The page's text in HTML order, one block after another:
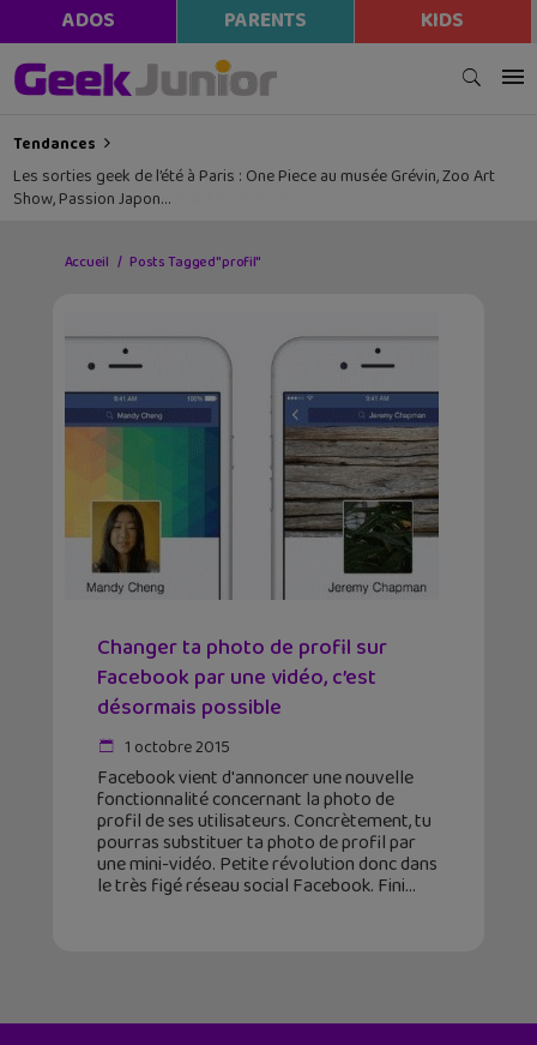
ADOS PARENTS KIDS
Tendances
Les sorties geek de l’été à Paris : One Piece au musée Grévin, Zoo Art
Show, Passion Japon…
Accueil Posts Tagged "profil"
Changer ta photo de profil sur
Facebook par une vidéo, c’est
désormais possible
1 octobre 2015
Facebook vient d'annoncer une nouvelle
fonctionnalité concernant la photo de
profil de ses utilisateurs. Concrètement, tu
pourras substituer ta photo de profil par
une mini-vidéo. Petite révolution donc dans
le très figé réseau social Facebook. Fini